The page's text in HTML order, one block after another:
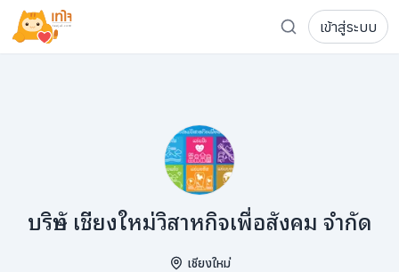
รู้จักเทใจ
เจ้าของโครงการ
ส่งโครงการ
FAQ เจ้าของโครงการ
เข้าสู่ระบบ
บริษัท เชียงใหม่วิสาหกิจเพื่อสังคม จำกัด
เชียงใหม่